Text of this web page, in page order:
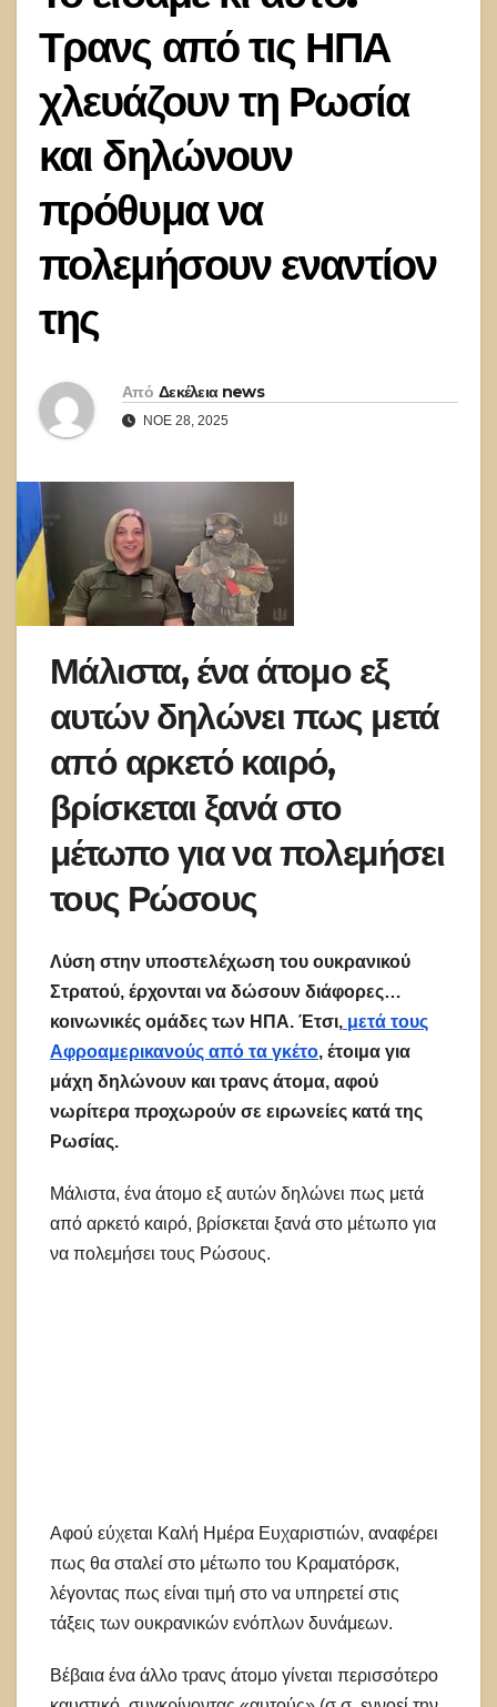
Τρανς από τις ΗΠΑ
χλευάζουν τη Ρωσία
και δηλώνουν
πρόθυμα να
πολεμήσουν εναντίον
της
Από Δεκέλεια news
ΝΟΈ 28, 2025
Μάλιστα, ένα άτομο εξ
αυτών δηλώνει πως μετά
από αρκετό καιρό,
βρίσκεται ξανά στο
μέτωπο για να πολεμήσει
τους Ρώσους
Λύση στην υποστελέχωση του ουκρανικού
Στρατού, έρχονται να δώσουν διάφορες…
κοινωνικές ομάδες των ΗΠΑ. Έτσι, μετά τους
Αφροαμερικανούς από τα γκέτο, έτοιμα για
μάχη δηλώνουν και τρανς άτομα, αφού
νωρίτερα προχωρούν σε ειρωνείες κατά της
Ρωσίας.
Μάλιστα, ένα άτομο εξ αυτών δηλώνει πως μετά
από αρκετό καιρό, βρίσκεται ξανά στο μέτωπο για
να πολεμήσει τους Ρώσους.
Αφού εύχεται Καλή Ημέρα Ευχαριστιών, αναφέρει
πως θα σταλεί στο μέτωπο του Κραματόρσκ,
λέγοντας πως είναι τιμή στο να υπηρετεί στις
τάξεις των ουκρανικών ενόπλων δυνάμεων.
Βέβαια ένα άλλο τρανς άτομο γίνεται περισσότερο